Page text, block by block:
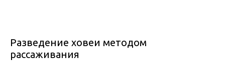
Разведение ховеи методом
рассаживания